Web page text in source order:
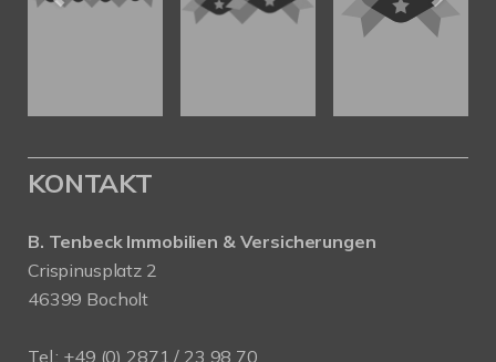
KONTAKT
B. Tenbeck Immobilien & Versicherungen
Crispinusplatz 2
46399 Bocholt
Tel.: +49 (0) 2871 / 23 98 70